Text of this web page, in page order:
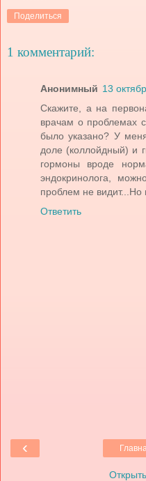
Поделиться
1 комментарий:
Анонимный 13
Скажите, а на
врачам о проблемах
было указано? У
доле (коллойдный) и
гормоны вроде
эндокринолога,
проблем не видит...Но
Ответить
‹